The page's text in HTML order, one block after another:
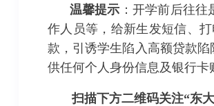
温馨提示 ：开学前后往
作人员等，给新生发短信、
款，引诱学生陷入高额贷款
供任何个人身份信息及银行卡
扫描下方二维码关注“东